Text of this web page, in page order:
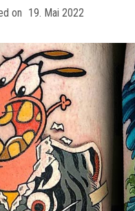
on 19. Mai 2022